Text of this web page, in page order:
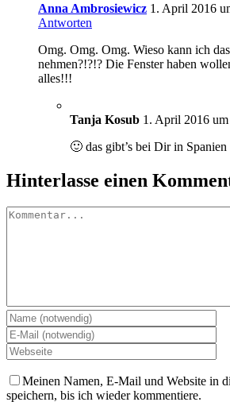
Anna Ambrosiewicz 1. April 2016
Antworten
Omg. Omg. Omg. Wieso kann ich
nehmen?!?!? Die Fenster haben
alles!!!
Tanja Kosub 1. April 2016
🙂 das gibt’s bei Dir in
Hinterlasse einen
Kommentar
Meinen Namen, E-Mail und Website in
speichern, bis ich wieder kommentiere.